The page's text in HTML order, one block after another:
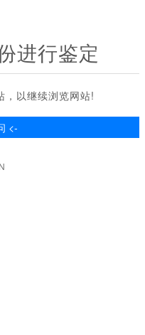
进行鉴定
，以继续浏览网站!